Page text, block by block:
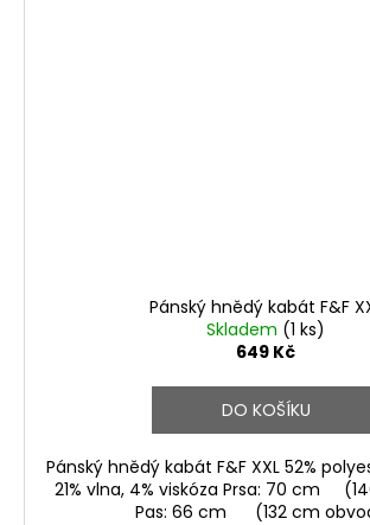
Pánský hnědý kabát F&F
Skladem (1 ks)
649 Kč
DO KOŠÍKU
Pánský hnědý kabát F&F XXL 52%
21% vlna, 4% viskóza Prsa: 70 cm
Pas: 66 cm (132 cm